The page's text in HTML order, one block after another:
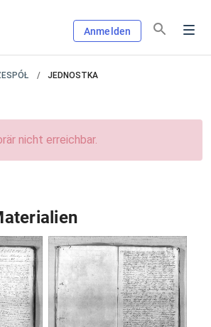
Anmelden
JEDNOSTKA
nicht erreichbar.